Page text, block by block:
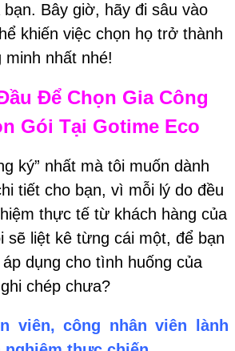
Bây giờ, hãy đi sâu vào
khiến việc chọn họ trở thành
minh nhất nhé!
Để Chọn Gia Công
Gói Tại Gotime Eco
ký” nhất mà tôi muốn dành
tiết cho bạn, vì mỗi lý do đều
thực tế từ khách hàng của
sẽ liệt kê từng cái một, để bạn
dụng cho tình huống của
chép chưa?
viên, công nhân viên lành